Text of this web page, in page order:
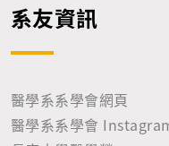
系友資訊
醫學系系學會網頁
醫學系系學會